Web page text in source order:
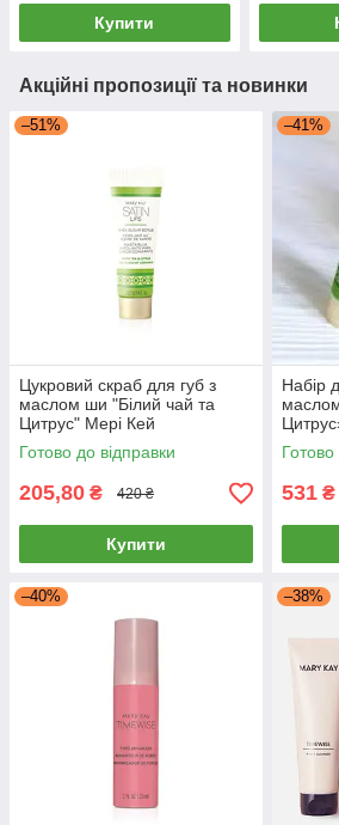
Купити
Акційні пропозиції та новинки
–51%
Цукровий скраб для губ з
маслом ши "Білий чай та
Цитрус" Мері Кей
Готово до відправки
205,80 ₴ 420 ₴
Купити
–41%
Набір
Готово
531 ₴
–40% –38%